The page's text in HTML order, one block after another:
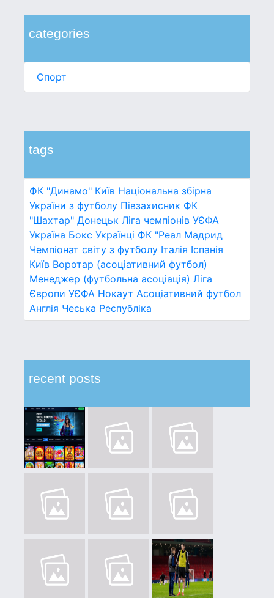
categories
Спорт
tags
ФК "Динамо" Київ Національна збірна
України з футболу Півзахисник ФК
"Шахтар" Донецьк Ліга чемпіонів УЄФА
Україна Бокс Українці ФК "Реал Мадрид
Чемпіонат світу з футболу Італія Іспанія
Київ Воротар (асоціативний футбол)
Менеджер (футбольна асоціація) Ліга
Європи УЄФА Нокаут Асоціативний футбол
Англія Чеська Республіка
recent posts